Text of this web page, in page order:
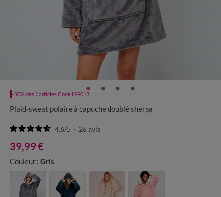
-50% dès 2 articles Code 899013
Plaid-sweat polaire à capuche doublé sherpa
4.6/5 - 26avis
39,99 €
Couleur : Gris